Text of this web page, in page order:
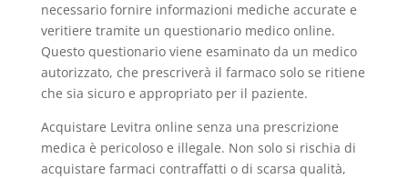
necessario fornire informazioni mediche accurate e
veritiere tramite un questionario medico online.
Questo questionario viene esaminato da un medico
autorizzato, che prescriverà il farmaco solo se ritiene
che sia sicuro e appropriato per il paziente.
Acquistare Levitra online senza una prescrizione
medica è pericoloso e illegale. Non solo si rischia di
acquistare farmaci contraffatti o di scarsa qualità,